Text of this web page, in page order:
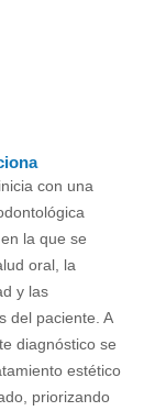
con una
la que se
oral, la
y las
del paciente. A
diagnóstico se
estético
priorizando